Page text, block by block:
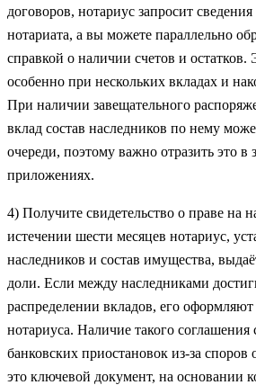
договоров, нотариус запросит
нотариата, а вы можете параллельно
справкой о наличии счетов и остатков.
особенно при нескольких вкладах и
При наличии завещательного
вклад состав наследников по нему
очереди, поэтому важно отразить это в
приложениях.
4) Получите свидетельство о праве на
истечении шести месяцев нотариус,
наследников и состав имущества,
доли. Если между наследниками
распределении вкладов, его
нотариуса. Наличие такого соглашения
банковских приостановок из‑за споров
это ключевой документ, на основании